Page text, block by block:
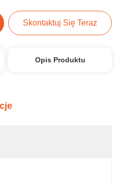
Skontaktuj Się Teraz
Opis Produktu